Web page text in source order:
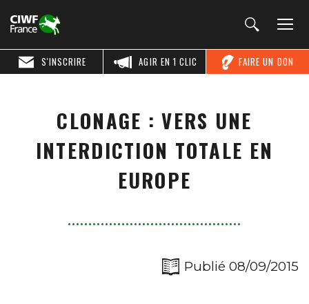
FAIRE UN DON
AGIR EN 1 CLIC
S'INSCRIRE
CLONAGE : VERS UNE
INTERDICTION TOTALE EN
EUROPE
Publié 08/09/2015